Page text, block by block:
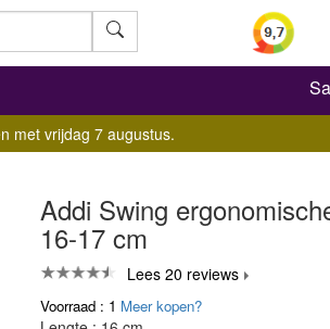
Zoeken
met vrijdag 7 augustus.
Addi Swing
16-17 cm
Lees 20 reviews
Voorraad : 1 Meer kopen?